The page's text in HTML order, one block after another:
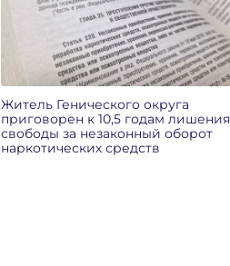
Житель Генического округа
приговорен к 10,5 годам лишения
свободы за незаконный оборот
наркотических средств